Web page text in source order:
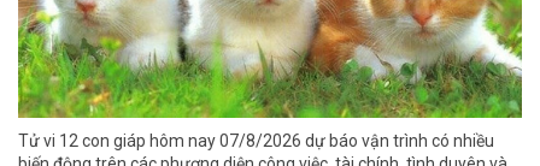
Tử vi 12 con giáp hôm nay 07/8/2026 dự báo vận trình có nhiều